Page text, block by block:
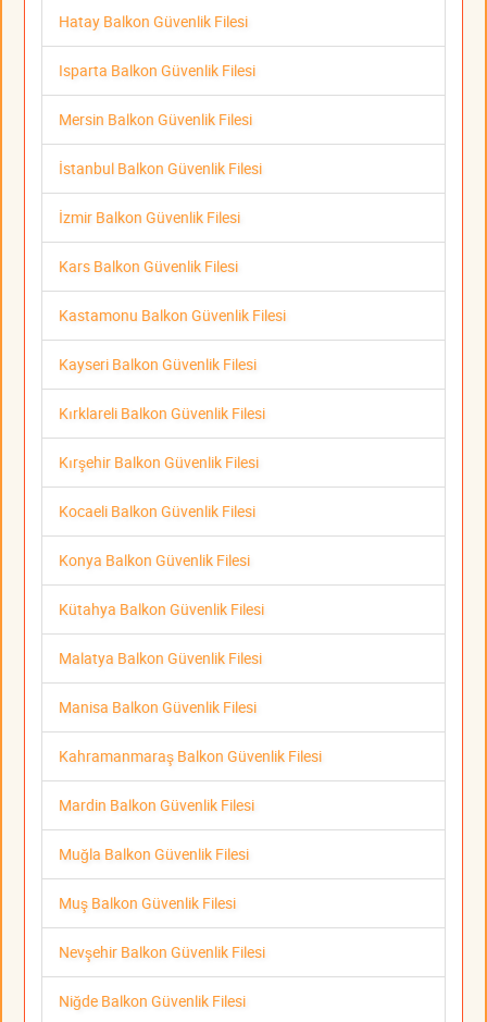
Hatay Balkon Güvenlik Filesi
Isparta Balkon Güvenlik Filesi
Mersin Balkon Güvenlik Filesi
İstanbul Balkon Güvenlik Filesi
İzmir Balkon Güvenlik Filesi
Kars Balkon Güvenlik Filesi
Kastamonu Balkon Güvenlik Filesi
Kayseri Balkon Güvenlik Filesi
Kırklareli Balkon Güvenlik Filesi
Kırşehir Balkon Güvenlik Filesi
Kocaeli Balkon Güvenlik Filesi
Konya Balkon Güvenlik Filesi
Kütahya Balkon Güvenlik Filesi
Malatya Balkon Güvenlik Filesi
Manisa Balkon Güvenlik Filesi
Kahramanmaraş Balkon Güvenlik Filesi
Mardin Balkon Güvenlik Filesi
Muğla Balkon Güvenlik Filesi
Muş Balkon Güvenlik Filesi
Nevşehir Balkon Güvenlik Filesi
Niğde Balkon Güvenlik Filesi